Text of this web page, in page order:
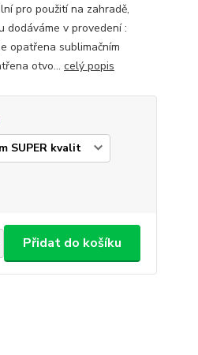
pro použití na zahradě,
dodáváme v provedení :
opatřena sublimačním
otvo... celý popis
Přidat do košíku